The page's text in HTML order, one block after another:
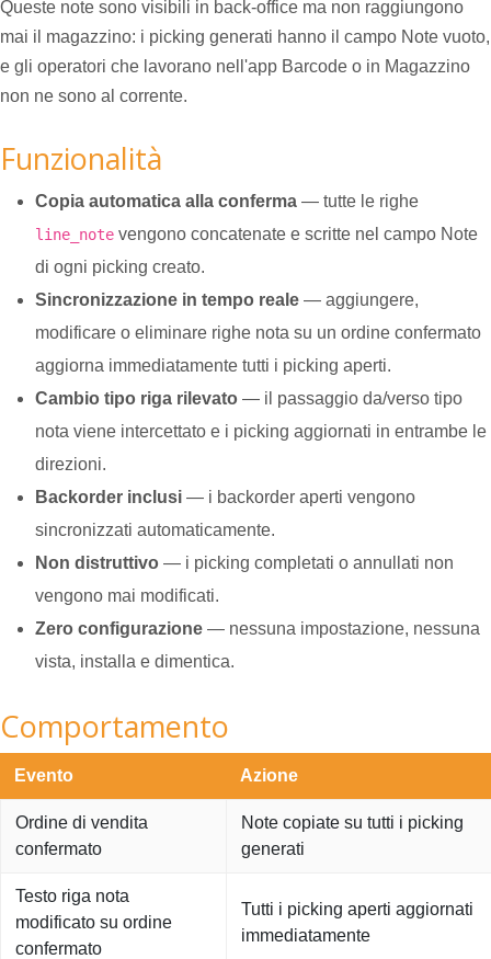
Queste note sono visibili in back-office ma non raggiungono
mai il magazzino: i picking generati hanno il campo Note vuoto,
e gli operatori che lavorano nell'app Barcode o in Magazzino
non ne sono al corrente.
Funzionalità
Copia automatica alla conferma — tutte le righe
line_note vengono concatenate e scritte nel campo Note
di ogni picking creato.
Sincronizzazione in tempo reale — aggiungere,
modificare o eliminare righe nota su un ordine confermato
aggiorna immediatamente tutti i picking aperti.
Cambio tipo riga rilevato — il passaggio da/verso tipo
nota viene intercettato e i picking aggiornati in entrambe le
direzioni.
Backorder inclusi — i backorder aperti vengono
sincronizzati automaticamente.
Non distruttivo — i picking completati o annullati non
vengono mai modificati.
Zero configurazione — nessuna impostazione, nessuna
vista, installa e dimentica.
Comportamento
Evento Azione
Ordine di vendita
confermato
Note copiate su tutti i picking
generati
Testo riga nota
modificato su ordine
confermato
Tutti i picking aperti aggiornati
immediatamente